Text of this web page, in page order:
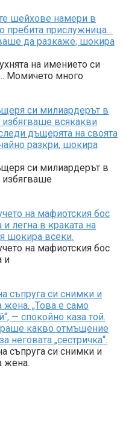
шейхове намери в
пребита прислужница…
да разкаже, шокира
на имението си
Момичето много
си милиардерът в
всякакви
дъщерята на своята
разкри, шокира
си милиардерът в
избягваше
на мафиотския бос
легна в краката на
шокира всеки.
на мафиотския бос
и
съпруга си снимки и
„Това е само
— спокойно каза той.
какво отмъщение
неговата „сестричка“.
съпруга си снимки и
жена.